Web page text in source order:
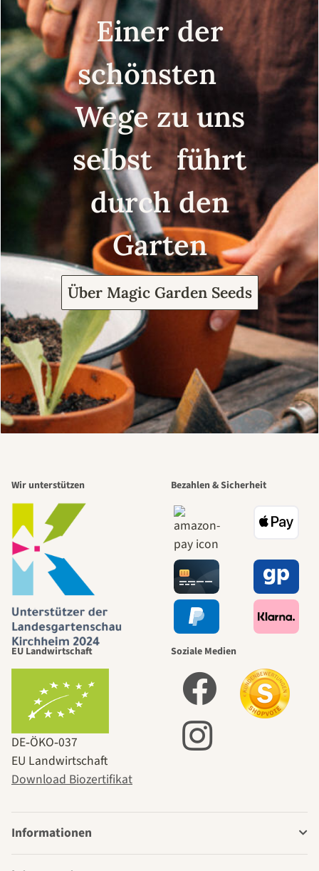
Einer der
schönsten
Wege zu uns
selbst führt
durch den
Garten
Über Magic Garden Seeds
Wir unterstützen Bezahlen & Sicherheit
EU Landwirtschaft
DE‑ÖKO‑037
EU Landwirtschaft
Download Biozertifikat
Soziale Medien
Informationen